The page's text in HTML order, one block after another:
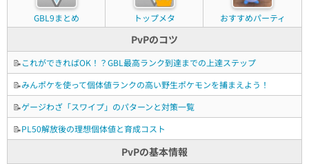
GBL9まとめ トップメタ おすすめパーティ
PvPのコツ
📝これができればOK！？GBL最高ランク到達までの上達ステップ
📝みんポケを使って個体値ランクの高い野生ポケモンを捕まえよう！
📝ゲージわざ「スワイプ」のパターンと対策一覧
📝PL50解放後の理想個体値と育成コスト
PvPの基本情報